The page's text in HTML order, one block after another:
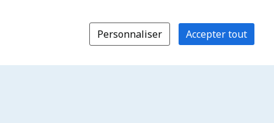
Personnaliser Accepter tout